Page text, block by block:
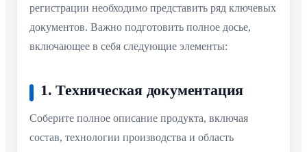
регистрации необходимо представить ряд ключевых
документов. Важно подготовить полное досье,
включающее в себя следующие элементы:
1. Техническая документация
Соберите полное описание продукта, включая
состав, технологии производства и область